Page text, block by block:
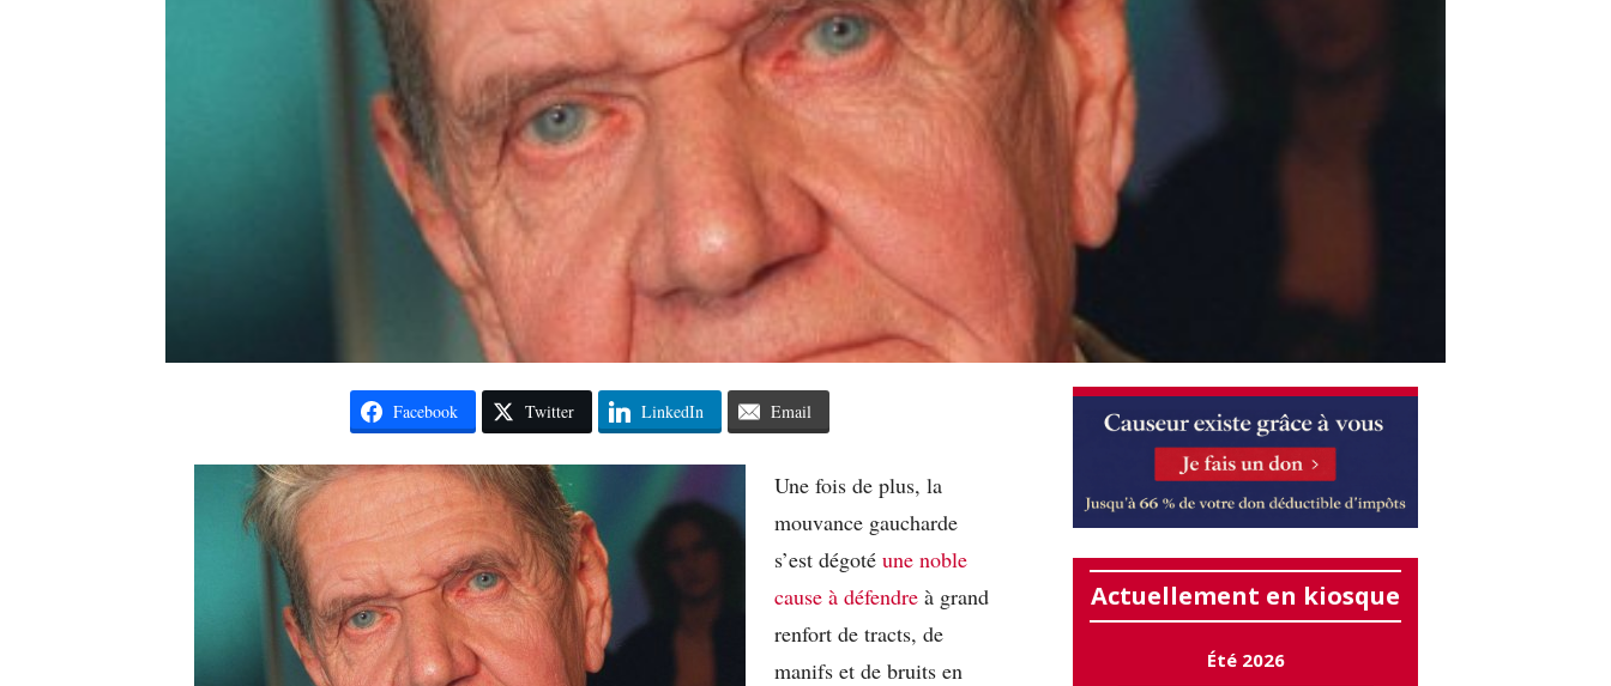
Facebook Twitter LinkedIn Email
Une fois de plus, la
mouvance gaucharde
s’est dégoté une noble
cause à défendre à grand
renfort de tracts, de
manifs et de bruits en
Actuellement en kiosque
Été 2026